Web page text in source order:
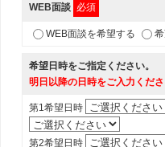
WEB面談 必須
WEB面談を希望する
希望日時をご指定ください。
明日以降の日時をご入力くだ
第1希望日時
第2希望日時